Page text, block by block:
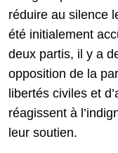
réduire au silence
été initialement
deux partis, il y a
opposition de la
libertés civiles et
réagissent à
leur soutien.